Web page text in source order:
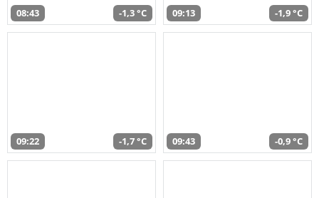
08:43 -1,3 °C 09:13 -1,9 °C
09:22 -1,7 °C 09:43 -0,9 °C